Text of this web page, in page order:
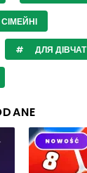
СІМЕЙНІ
ДЛЯ ДІВЧАТ